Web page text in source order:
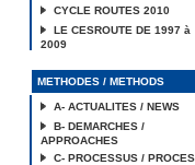
CYCLE ROUTES 2010
LE CESROUTE DE 1997 à
2009
METHODES / METHODS
A- ACTUALITES / NEWS
B- DEMARCHES /
APPROACHES
C- PROCESSUS /